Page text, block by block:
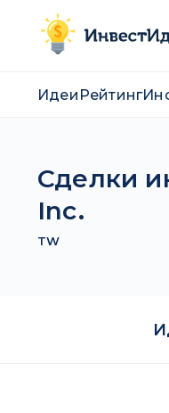
Идеи Рейтинг
Сделки
Inc.
TW